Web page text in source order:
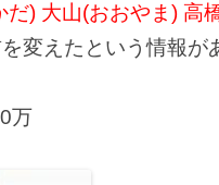
だ) 大山(おおやま) 高
変えたという情報が
万